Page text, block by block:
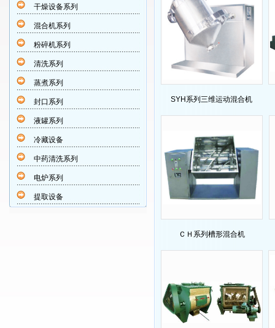
干燥设备系列
混合机系列
粉碎机系列
清洗系列
蒸煮系列
封口系列
液罐系列
冷藏设备
中药清洗系列
电炉系列
提取设备
SYH系列三维运动混合机
ＣＨ系列槽形混合机